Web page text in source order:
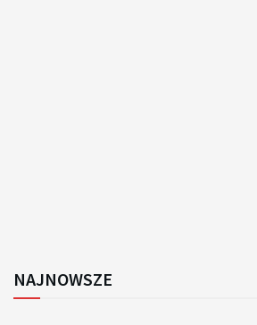
NAJNOWSZE